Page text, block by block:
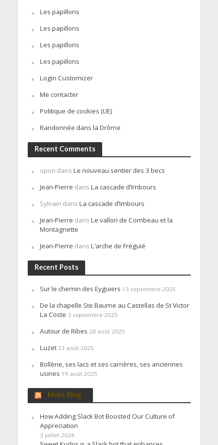
Les papillons
Les papillons
Les papillons
Les papillons
Login Customizer
Me contacter
Politique de cookies (UE)
Randonnée dans la Drôme
Recent Comments
opon dans Le nouveau sentier des 3 becs
Jean-Pierre dans La cascade d’Imbours
Sylvain dans La cascade d’Imbours
Jean-Pierre dans Le vallon de Combeau et la
Montagnette
Jean-Pierre dans L’arche de Fréguié
Recent Posts
Sur le chemin des Eyguiers 13 septembre 2025
De la chapelle Ste Baume au Castellas de St Victor
La Coste 3 septembre 2025
Autour de Ribes 28 août 2025
Luzet 23 août 2025
Bollène, ses lacs et ses carrières, ses anciennes
usines 19 août 2025
Meks Blog
How Adding Slack Bot Boosted Our Culture of
Appreciation
3 juillet 2024